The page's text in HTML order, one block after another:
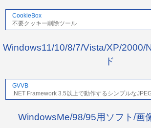
CookieBox
不要クッキー削除ツール
Windows11/10/8/7/Vista/XP/2000/
ド
GVVB
.NET Framework 3.5以上で動作するシンプルな
WindowsMe/98/95用ソフト/画